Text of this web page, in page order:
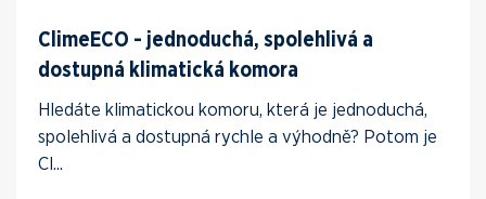
ClimeECO - jednoduchá, spolehlivá a
dostupná klimatická komora
Hledáte klimatickou komoru, která je jednoduchá,
spolehlivá a dostupná rychle a výhodně? Potom je
Cl...